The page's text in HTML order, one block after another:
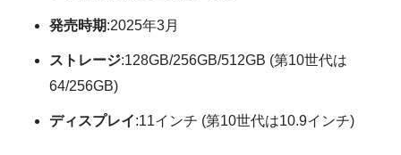
発売時期:2025年3月
ストレージ:128GB/256GB/512GB (第10世代は
64/256GB)
ディスプレイ:11インチ (第10世代は10.9インチ)